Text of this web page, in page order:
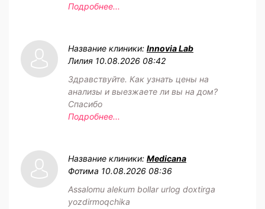
Подробнее...
Название клиники: Innovia Lab
Лилия 10.08.2026 08:42
Здравствуйте. Как узнать цены на
анализы и выезжаете ли вы на дом?
Спасибо
Подробнее...
Название клиники: Medicana
Фотима 10.08.2026 08:36
Assalomu alekum bollar urlog doxtirga
yozdirmoqchika